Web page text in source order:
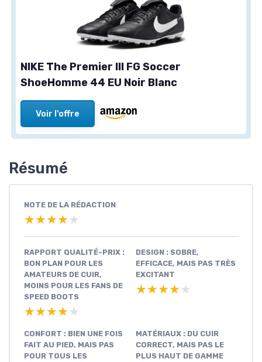
NIKE The Premier III FG Soccer
ShoeHomme 44 EU Noir Blanc
Voir l'offre
Résumé
NOTE DE LA RÉDACTION
★★★★★
★★★★★
RAPPORT QUALITÉ-PRIX :
BON PLAN POUR LES
AMATEURS DE CUIR,
MOINS POUR LES FANS DE
SPEED BOOTS
★★★★★
★★★★★
DESIGN : SOBRE,
EFFICACE, MAIS PAS TRÈS
EXCITANT
★★★★★
★★★★★
CONFORT : BIEN UNE FOIS
FAIT AU PIED, MAIS PAS
POUR TOUS LES
MATÉRIAUX : DU CUIR
CORRECT, MAIS PAS LE
PLUS HAUT DE GAMME